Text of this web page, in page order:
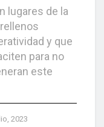
lugares de la
y que
para no
este
2023